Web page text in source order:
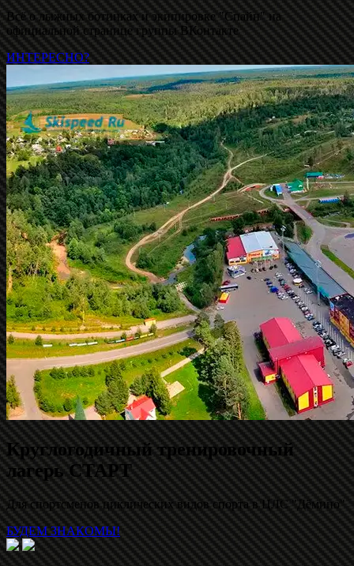
Всё о лыжных ботинках и экипировке "Спайн" на
официальной странице группы ВКонтакте
ИНТЕРЕСНО?
Круглогодичный тренировочный
лагерь СТАРТ
Для спортсменов циклических видов спорта в ЦЛС "Дёмино"
БУДЕМ ЗНАКОМЫ!